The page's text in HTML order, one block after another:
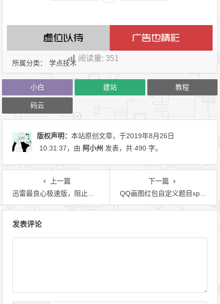
所属分类： 学点技术
阅读量: 351
小白 建站 教程
码云
版权声明：本站原创文章，于2019年8月26日
10:31:37，由 阿小州 发表，共 490 字。
上一篇
迅雷最良心极速版，阻止强制更新
下一篇
QQ画图红包自定义题目xposed模块
发表评论